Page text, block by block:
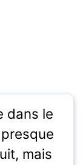
dans le
mais